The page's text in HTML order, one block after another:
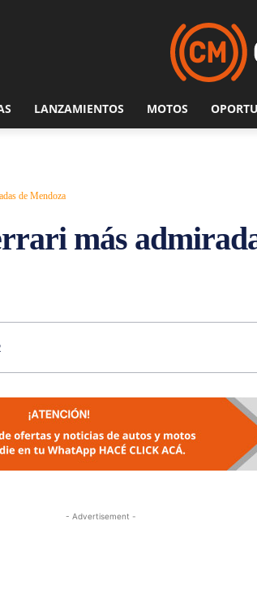
LANZAMIENTOS MOTOS
de Mendoza
más
- Advertisement -